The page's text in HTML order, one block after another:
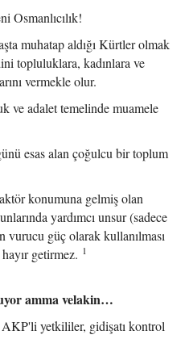
Osmanlıcılık!
muhatap aldığı Kürtler olmak
topluluklara, kadınlara ve
vermekle olur.
ve adalet temelinde muamele
esas alan çoğulcu bir toplum
konumuna gelmiş olan
yardımcı unsur (sadece
güç olarak kullanılması
getirmez. 1
amma velakin…
yetkililer, gidişatı kontrol